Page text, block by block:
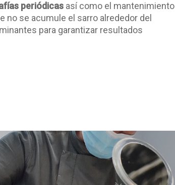
periódicasasí como el mantenimiento
no se acumule el sarro alrededor del
para garantizar resultados